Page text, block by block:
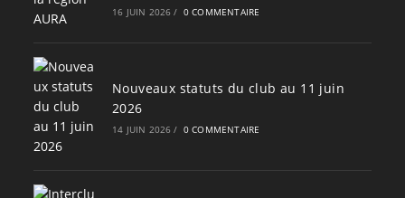
16 JUIN 2026 / 0 COMMENTAIRE
Nouveaux statuts du club au 11 juin
2026
14 JUIN 2026 / 0 COMMENTAIRE